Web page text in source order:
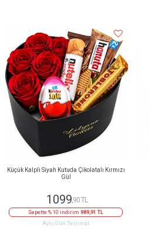
Küçük Kalpli Siyah Kutuda Çikolatalı Kırmızı
Gül
1099,90 TL
Sepette % 10 indirim 989,91 TL
Aynı Gün Teslimat